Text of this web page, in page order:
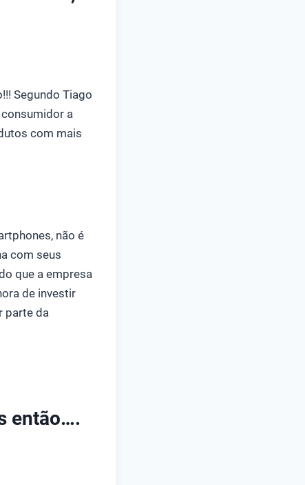
Segundo Tiago
a
com mais
não é
com seus
que a empresa
de investir
parte da
então….